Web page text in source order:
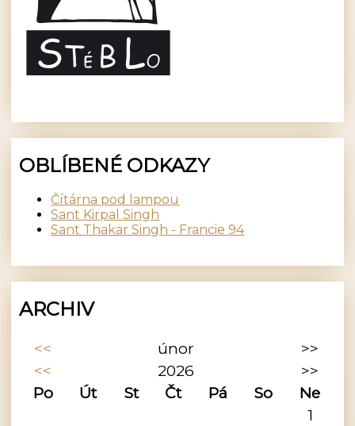
OBLÍBENÉ ODKAZY
Čítárna pod lampou
Sant Kirpal Singh
Sant Thakar Singh - Francie 94
ARCHIV
<< únor
>>
<<
2026
>>
Po
Út St Čt Pá So
Ne
1